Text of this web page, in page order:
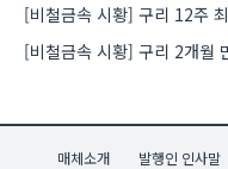
[비철금속 시황] 구리 12주
매체소개 발행인 인사말